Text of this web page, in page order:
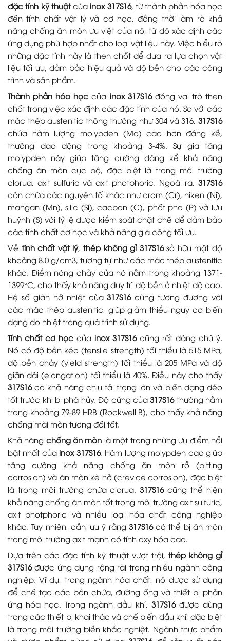
đặc tính kỹ thuậtcủa inox 317S16, từ thành phần hóa học
đến tính chất vật lý và cơ học, đồng thời làm rõ khả
năng chống ăn mòn ưu việt của nó, từ đó xác định các
ứng dụng phù hợp nhất cho loại vật liệu này. Việc hiểu rõ
những đặc tính này là then chốt để đưa ra lựa chọn vật
liệu tối ưu, đảm bảo hiệu quả và độ bền cho các công
trình và sản phẩm.
Thành phần hóa học của inox 317S16đóng vai trò then
chốt trong việc xác định các đặc tính của nó. So với các
mác thép austenitic thông thường như 304 và 316, 317S16
chứa hàm lượng molypden (Mo) cao hơn đáng kể,
thường dao động trong khoảng 3-4%. Sự gia tăng
molypden này giúp tăng cường đáng kể khả năng
chống ăn mòn cục bộ, đặc biệt là trong môi trường
clorua, axit sulfuric và axit photphoric. Ngoài ra, 317S16
còn chứa các nguyên tố khác như crom (Cr), niken (Ni),
mangan (Mn), silic (Si), cacbon (C), phốt pho (P) và lưu
huỳnh (S) với tỷ lệ được kiểm soát chặt chẽ để đảm bảo
các tính chất cơ học và khả năng gia công tối ưu.
Về tính chất vật lý, thép không gỉ 317S16sở hữu mật độ
khoảng 8.0 g/cm3, tương tự như các mác thép austenitic
khác. Điểm nóng chảy của nó nằm trong khoảng 1371-
1399°C, cho thấy khả năng duy trì độ bền ở nhiệt độ cao.
Hệ số giãn nở nhiệt của317S16cũng tương đương với
các mác thép austenitic, giúp giảm thiểu nguy cơ biến
dạng do nhiệt trong quá trình sử dụng.
Tính chất cơ học của inox 317S16cũng rất đáng chú ý.
Nó có độ bền kéo (tensile strength) tối thiểu là 515 MPa,
độ bền chảy (yield strength) tối thiểu là 205 MPa và độ
giãn dài (elongation) tối thiểu là 40%. Điều này cho thấy
317S16có khả năng chịu tải trọng lớn và biến dạng dẻo
tốt trước khi bị phá hủy. Độ cứng của317S16thường nằm
trong khoảng 79-89 HRB (Rockwell B), cho thấy khả năng
chống mài mòn tương đối tốt.
Khả năng chống ăn mòn là một trong những ưu điểm nổi
bật nhất của inox 317S16. Hàm lượng molypden cao giúp
tăng cường khả năng chống ăn mòn rỗ (pitting
corrosion) và ăn mòn kẽ hở (crevice corrosion), đặc biệt
là trong môi trường chứa clorua.317S16cũng thể hiện
khả năng chống ăn mòn tốt trong môi trường axit sulfuric,
axit photphoric và nhiều loại hóa chất công nghiệp
khác. Tuy nhiên, cần lưu ý rằng 317S16có thể bị ăn mòn
trong môi trường axit mạnh có tính oxy hóa cao.
Dựa trên các đặc tính kỹ thuật vượt trội, thép không gỉ
317S16được ứng dụng rộng rãi trong nhiều ngành công
nghiệp. Ví dụ, trong ngành hóa chất, nó được sử dụng
để chế tạo các bồn chứa, đường ống và thiết bị phản
ứng hóa học. Trong ngành dầu khí, 317S16được dùng
trong các thiết bị khai thác và chế biến dầu khí, đặc biệt
là trong môi trường biển khắc nghiệt. Ngành thực phẩm